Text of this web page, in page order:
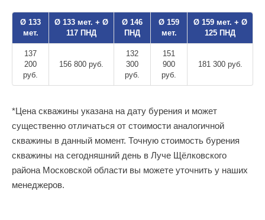
Ø 133
мет.
Ø 133 мет. + Ø
117 ПНД
Ø 146
ПНД
Ø 159
мет.
Ø 159 мет. + Ø
125 ПНД
137
200
руб.
156 800 руб.
132
300
руб.
151
900
руб.
181 300 руб.
*Цена скважины указана на дату бурения и может
существенно отличаться от стоимости аналогичной
скважины в данный момент. Точную стоимость бурения
скважины на сегодняшний день в Луче Щёлковского
района Московской области вы можете уточнить у наших
менеджеров.